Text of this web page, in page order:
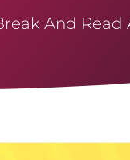
And Read